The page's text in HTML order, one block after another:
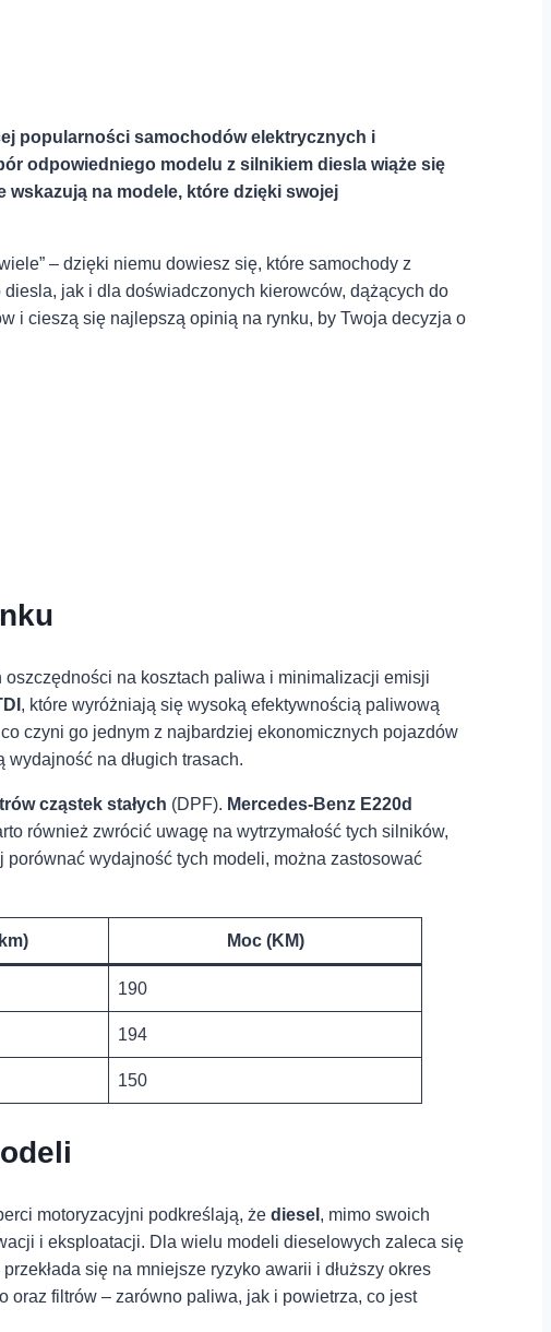
popularności samochodów elektrycznych i
odpowiedniego modelu z silnikiem ⁢diesla wiąże się
na modele, które dzięki swojej⁤
– dzięki niemu dowiesz⁢ się, które samochody z
jak i dla doświadczonych kierowców, dążących do
i cieszą się ⁣najlepszą opinią na rynku, by Twoja decyzja o⁢
na kosztach paliwa i minimalizacji emisji
, które wyróżniają się wysoką efektywnością paliwową
co czyni go jednym z najbardziej ekonomicznych pojazdów
na długich trasach.
cząstek stałych (DPF). Mercedes-Benz E220d
również zwrócić uwagę na wytrzymałość tych silników,
porównać wydajność tych modeli, można zastosować
Moc (KM)
190
194
150
motoryzacyjni podkreślają, że diesel , mimo swoich
i eksploatacji. Dla wielu modeli dieselowych zaleca się
się na mniejsze ryzyko awarii i dłuższy okres
⁤filtrów – zarówno paliwa, jak i powietrza, ⁢co jest